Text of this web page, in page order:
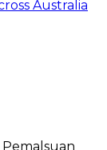
Australia